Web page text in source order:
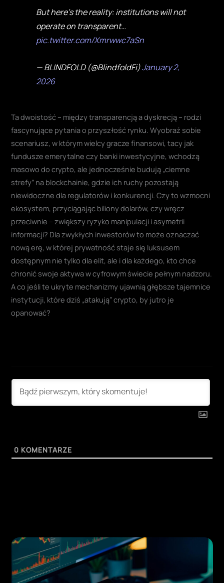
operate on transparent…
pic.twitter.com/Xmrwwc7aSn
2026
fascynujące pytania o przyszłość rynku. Wyobraź sobie
scenariusz, w którym wielcy gracze finansowi, tacy jak
fundusze emerytalne czy banki inwestycyjne, wchodzą
masowo do crypto, ale jednocześnie budują „ciemne
strefy” na blockchainie, gdzie ich ruchy pozostają
niewidoczne dla regulatorów i konkurencji. Czy to wzmocni
ekosystem, przyciągając biliony dolarów, czy wręcz
przeciwnie – zwiększy ryzyko manipulacji i asymetrii
informacji? Dla zwykłych inwestorów to może oznaczać
nową erę, w której prywatność staje się luksusem
dostępnym nie tylko dla elit, ale i dla każdego, kto chce
chronić swoje aktywa w cyfrowym świecie pełnym nadzoru.
A co jeśli te ukryte mechanizmy ujawnią głębsze tajemnice
instytucji, które dziś „atakują” crypto, by jutro je
opanować?